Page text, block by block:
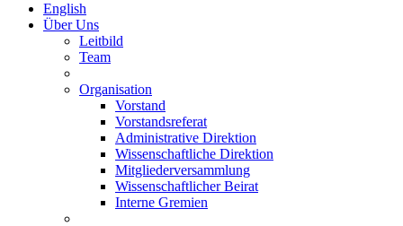
English
Über Uns
Leitbild
Team
Organisation
Vorstand
Vorstandsreferat
Administrative Direktion
Wissenschaftliche Direktion
Mitgliederversammlung
Wissenschaftlicher Beirat
Interne Gremien